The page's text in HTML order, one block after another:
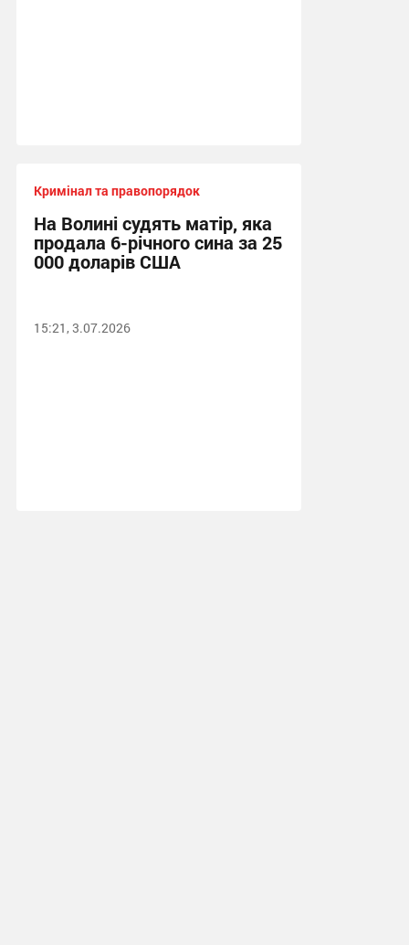
Кримінал та правопорядок
На Волині судять матір, яка
продала 6-річного сина за 25
000 доларів США
15:21, 3.07.2026